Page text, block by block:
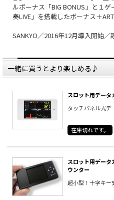
ルボーナス「BIG BONUS」と１
奏LIVE」を搭載したボーナス＋
SANKYO／2016年12月導入開始
一緒に買うとより楽しめる♪
スロット用データ
タッチパネル式デ
在庫切れです。
スロット用デー
ウンター
超小型！十字キー